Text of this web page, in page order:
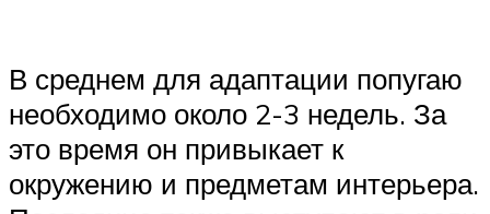
В среднем для адаптации попугаю
необходимо около 2-3 недель. За
это время он привыкает к
окружению и предметам интерьера.